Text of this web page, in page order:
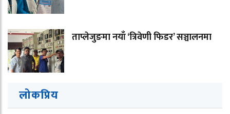
ताप्लेजुङमा नयाँ ‘त्रिवेणी फिडर’ सञ्चालनमा
लोकप्रिय